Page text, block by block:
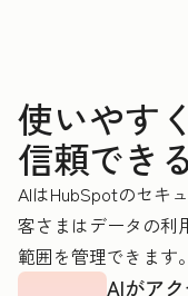
26
の
望
商
を
使いやすく
信頼でき
AIはHubSpotのセキ
客さまはデータの利
範囲を管理できます。
AIがア